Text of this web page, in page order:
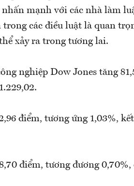
mạnh với các nhà làm
các điều luật là quan
xảy ra trong tương lai.
nghiệp Dow Jones tăng
điểm, tương ứng 1,03%,
điểm, tương đương 0,70%,